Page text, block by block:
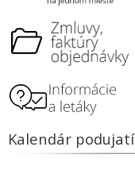
Kalendár podujatí